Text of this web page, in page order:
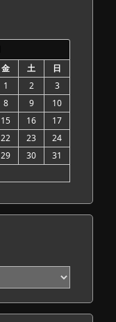
金 土
日
1
2
3
8 9
10
15 16
17
22 23
24
29 30
31